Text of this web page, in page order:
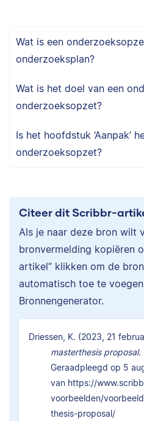
Wat is een
onderzoeksplan?
Wat is het doel van een
onderzoeksopzet?
Is het hoofdstuk ‘Aanpak’
onderzoeksopzet?
Citeer dit Scribbr-
Als je naar deze bron wilt
bronvermelding kopiëren
artikel” klikken om de
automatisch toe te
Bronnengenerator.
Driessen, K. (2023, 21
masterthesis proposal.
Geraadpleegd op 5
van https://
voorbeelden/
thesis-proposal/